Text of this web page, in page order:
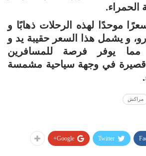
الحمراء.
موحدًا لهذه الرحلات ذهابًا و
بقيمة 399 يورو، و يشمل هذا السعر حقيبة يد و
مما يوفر فرصة للمسافرين
قصيرة في وجهة سياحية مشمسة
مراكش
Twitter
Google+